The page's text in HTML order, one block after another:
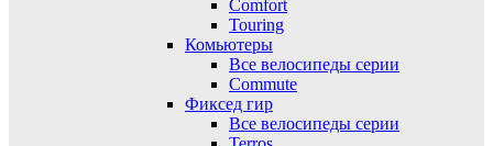
Comfort
Touring
Комьютеры
Все велосипеды серии
Commute
Фиксед гир
Все велосипеды серии